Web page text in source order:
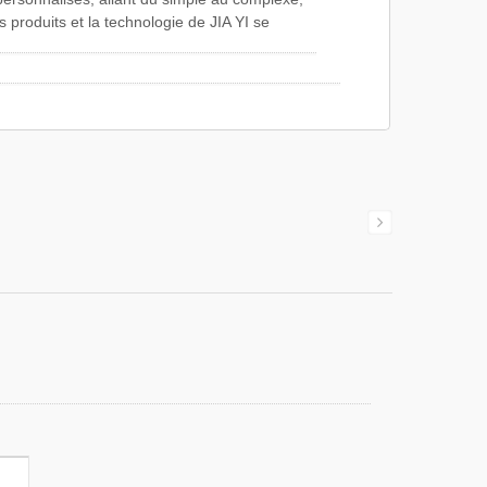
et la technologie de JIA YI se
de câbles moulés sur mesure, etc.